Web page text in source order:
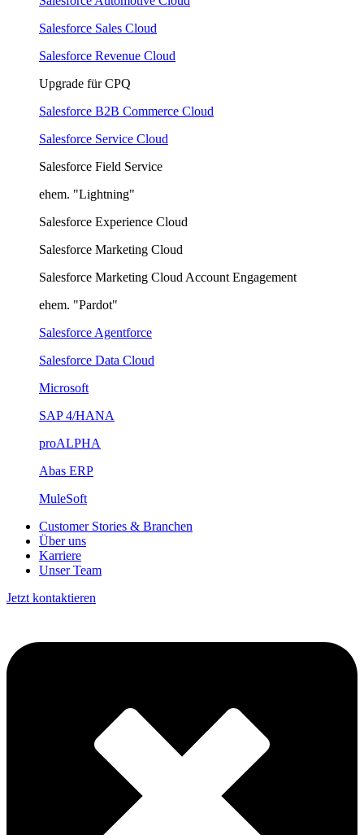
Salesforce Sales Cloud
Salesforce Revenue Cloud
Upgrade für CPQ
Salesforce B2B Commerce Cloud
Salesforce Service Cloud
Salesforce Field Service
ehem. "Lightning"
Salesforce Experience Cloud
Salesforce Marketing Cloud
Salesforce Marketing Cloud Account Engagement
ehem. "Pardot"
Salesforce Agentforce
Salesforce Data Cloud
Microsoft
SAP 4/HANA
proALPHA
Abas ERP
MuleSoft
Customer Stories & Branchen
Über uns
Karriere
Unser Team
Jetzt kontaktieren